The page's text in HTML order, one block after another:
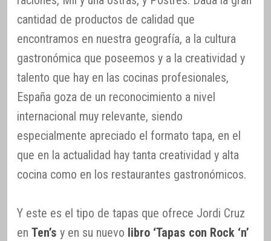
cantidad de productos de calidad que
encontramos en nuestra geografía, a la cultura
gastronómica que poseemos y a la creatividad y
talento que hay en las cocinas profesionales,
España goza de un reconocimiento a nivel
internacional muy relevante, siendo
especialmente apreciado el formato tapa, en el
que en la actualidad hay tanta creatividad y alta
cocina como en los restaurantes gastronómicos.
Y este es el tipo de tapas que ofrece Jordi Cruz
en Ten’s y en su nuevo libro ‘Tapas con Rock ‘n’